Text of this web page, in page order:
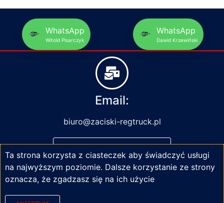
WhatsApp
Witold Pisarczyk
WhatsApp
Dawid Krzewiński
Email:
biuro@zaciski-regtruck.pl
NAPISZ DO NAS
Ta strona korzysta z ciasteczek aby świadczyć usługi
na najwyższym poziomie. Dalsze korzystanie ze strony
oznacza, że zgadzasz się na ich użycie